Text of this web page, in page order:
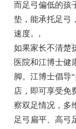
而足弓偏低的孩
垫，能承托足弓
速度。 ,
如果家长不清楚
医院和江博士健
脚。江博士倡导
店，即可享受免
察双足情况，多
足弓扁平、高弓